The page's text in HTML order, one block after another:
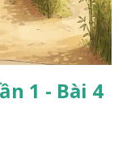
1 - Bài 4